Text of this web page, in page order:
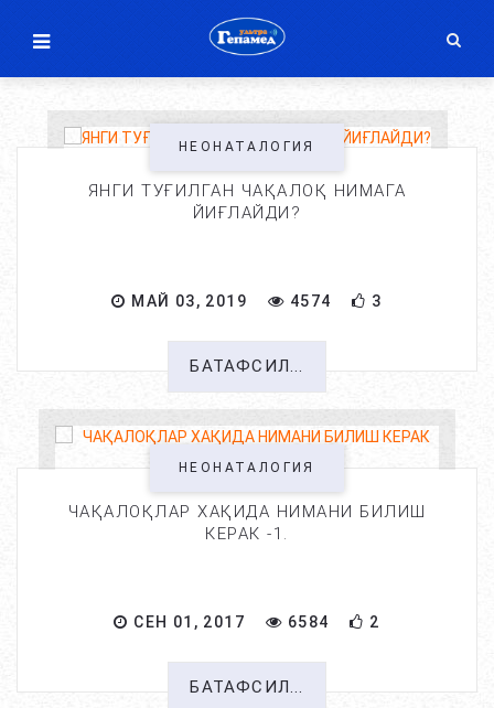
НЕОНАТАЛОГИЯ
ЯНГИ ТУҒИЛГАН ЧАҚАЛОҚ НИМАГА
ЙИҒЛАЙДИ?
МАЙ 03, 2019 4574 3
БАТАФСИЛ...
НЕОНАТАЛОГИЯ
ЧАҚАЛОҚЛАР ХАҚИДА НИМАНИ БИЛИШ
КЕРАК -1.
СЕН 01, 2017 6584 2
БАТАФСИЛ...